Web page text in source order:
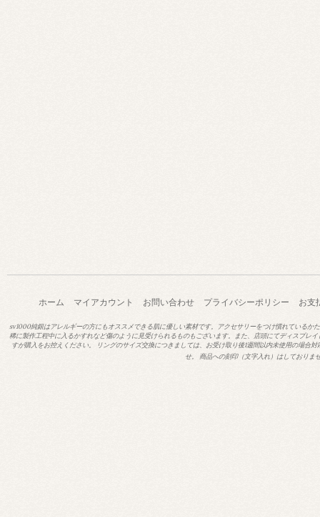
ホーム マイアカウント お問い合わせ プライバシーポリシー お支
sv1000純銀はアレルギーの方にもオススメできる肌に優しい素材です。アクセサリーをつけ慣れている
稀に製作工程中に入るかすれなど傷のように見受けられるものもございます。また、店頭にてディスプレ
すが購入をお控えください。 リングのサイズ交換につきましては、お受け取り後1週間以内未使用の場
せ。 商品への刻印（文字入れ）はしておりま